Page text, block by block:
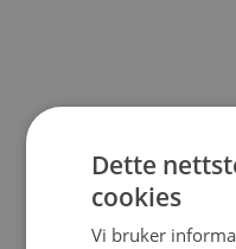
Dette
cookies
Vi bruker